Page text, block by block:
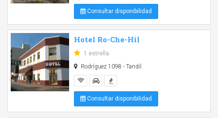
Consultar disponibilidad
Hotel Ro-Che-Hil
1 estrella
Rodríguez 1098 - Tandil
Consultar disponibilidad